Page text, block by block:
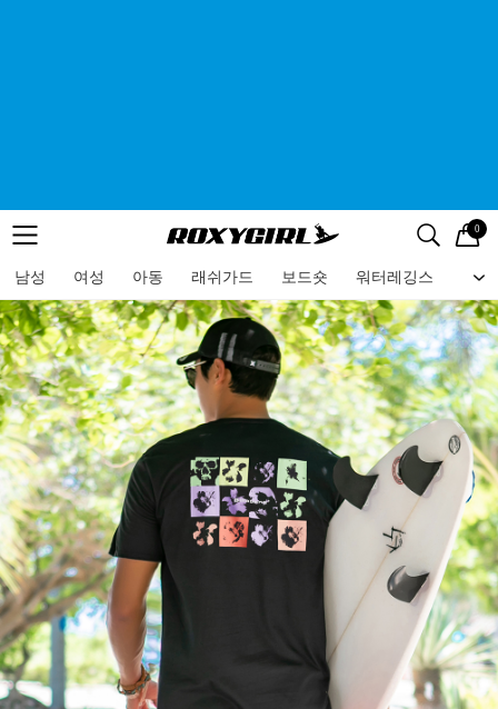
메뉴 검색
로고 0
남성 여성 아동 래쉬가드 보드숏 워터레깅스 비
메뉴